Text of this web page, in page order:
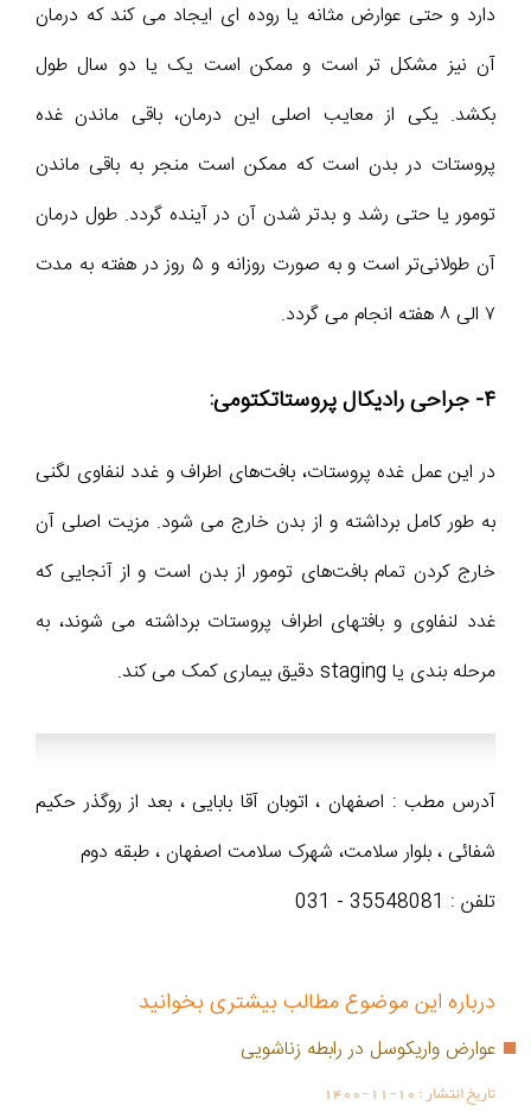
دارد و حتی عوارض مثانه یا روده ای ایجاد می کند که درمان
آن نیز مشکل تر است و ممکن است یک یا دو سال طول
بکشد. یکی از معایب اصلی این درمان، باقی ماندن غده
پروستات در بدن است که ممکن است منجر به باقی ماندن
تومور یا حتی رشد و بدتر شدن آن در آینده گردد. طول درمان
آن طولانی‌تر است و به صورت روزانه و ۵ روز در هفته به مدت
۷ الی ۸ هفته انجام می گردد.
۴- جراحی رادیکال پروستاتکتومی:
در این عمل غده پروستات، بافت‌های اطراف و غدد لنفاوی لگنی
به طور کامل برداشته و از بدن خارج می شود. مزیت اصلی آن
خارج کردن تمام بافت‌های تومور از بدن است و از آنجایی که
غدد‌ لنفاوی و بافتهای اطراف پروستات برداشته می شوند، به
مرحله بندی یا staging دقیق بیماری کمک می کند.
آدرس مطب : اصفهان ، اتوبان آقا بابایی ، بعد از روگذر حکیم
شفائی ، بلوار سلامت، شهرک سلامت اصفهان ، طبقه دوم
تلفن : 35548081 - 031
درباره این موضوع مطالب بیشتری بخوانید
عوارض واریکوسل در رابطه زناشویی
تاریخ انتشار :1400-11-10